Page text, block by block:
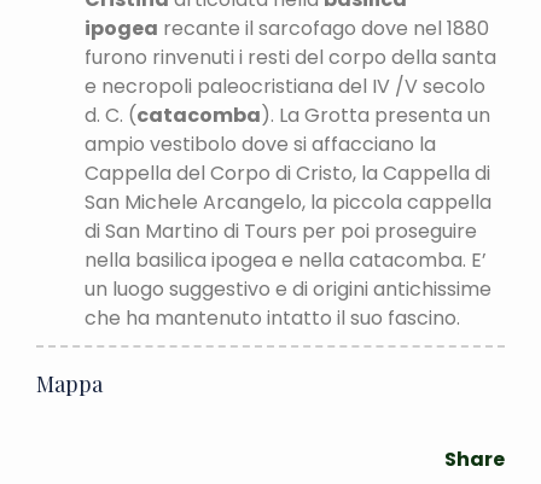
ipogea recante il sarcofago dove nel 1880
furono rinvenuti i resti del corpo della santa
e necropoli paleocristiana del IV /V secolo
d. C. (catacomba). La Grotta presenta un
ampio vestibolo dove si affacciano la
Cappella del Corpo di Cristo, la Cappella di
San Michele Arcangelo, la piccola cappella
di San Martino di Tours per poi proseguire
nella basilica ipogea e nella catacomba. E’
un luogo suggestivo e di origini antichissime
che ha mantenuto intatto il suo fascino.
Mappa
Share